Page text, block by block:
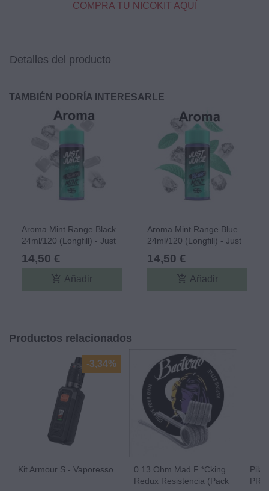
COMPRA TU NICOKIT AQUÍ
Detalles del producto
TAMBIÉN PODRÍA INTERESARLE
Aroma Mint Range Black
24ml/120 (Longfill) - Just
Juice
14,50 €
add_shopping_cart Añadir
Aroma Mint Range Blue
24ml/120 (Longfill) - Just
Juice
14,50 €
add_shopping_cart Añadir
Productos relacionados
Kit Armour S - Vaporesso
-3,34%
0.13 Ohm Mad F *cking
Redux Resistencia (Pack
Pila